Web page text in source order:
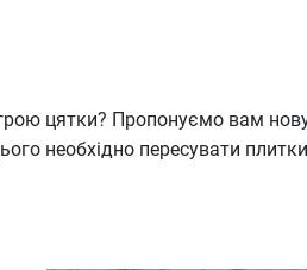
цятки? Пропонуємо вам
необхідно пересувати